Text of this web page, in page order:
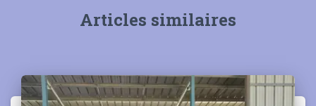
Articles similaires